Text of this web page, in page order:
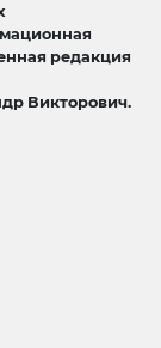
редакция
Викторович.